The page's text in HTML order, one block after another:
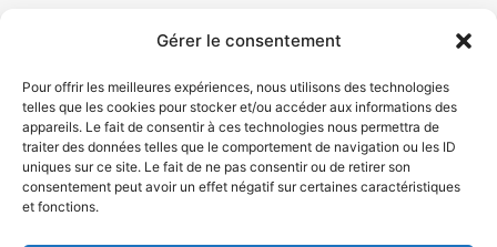
Gérer le consentement
Pour offrir les meilleures expériences, nous utilisons des technologies
telles que les cookies pour stocker et/ou accéder aux informations des
appareils. Le fait de consentir à ces technologies nous permettra de
traiter des données telles que le comportement de navigation ou les ID
uniques sur ce site. Le fait de ne pas consentir ou de retirer son
consentement peut avoir un effet négatif sur certaines caractéristiques
et fonctions.